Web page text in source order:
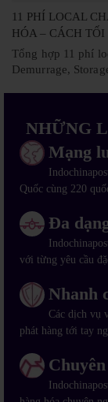
11 PHÍ LOCAL
HÓA – CÁCH
Tổng hợp 11 phí
Demurrage,
NHỮNG
Mạng
Quốc cùng 220
Đa
với từng yêu cầu
Nhanh
Các dịch vụ
phát hàng tới tay